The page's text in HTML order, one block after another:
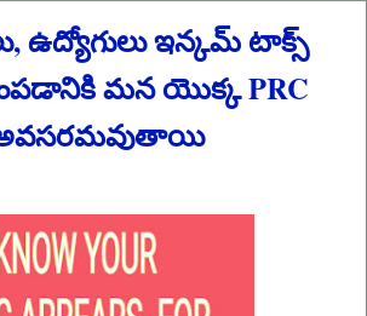
ఉద్యోగులు ఇన్కమ్ టాక్స్
మన యొక్క PRC
అవసరమవుతాయి